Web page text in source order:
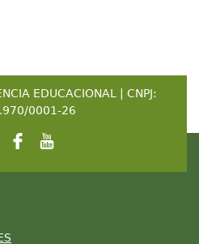
EDUCACIONAL | CNPJ:
0001-26